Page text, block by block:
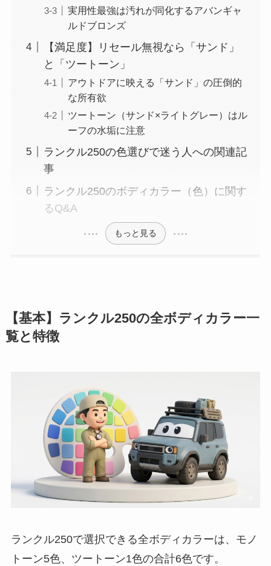
実用性最強は汚れが同化するアバンギャ
ルドブロンズ
【満足度】リセール無視なら「サンド」
と「ツートーン」
アウトドアに映える「サンド」の圧倒的
な所有欲
ツートーン（サンド×ライトグレー）はル
ーフの水垢に注意
ランクル250の色選びで迷う人への関連記
事
ランクル250のボディカラー（色）に関す
るQ&A
もっと見る
【基本】ランクル250の全ボディカラー一
覧と特徴
ランクル250で選択できる全ボディカラーは、モノ
トーン5色、ツートーン1色の合計6色です。